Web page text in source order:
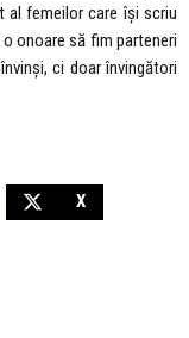
al femeilor care își scriu
onoare să fim parteneri
ci doar învingători
X